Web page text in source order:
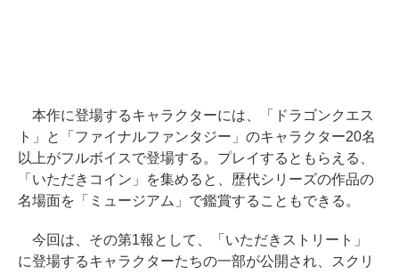
本作に登場するキャラクターには、「ドラゴンクエス
ト」と「ファイナルファンタジー」のキャラクター20名
以上がフルボイスで登場する。プレイするともらえる、
「いただきコイン」を集めると、歴代シリーズの作品の
名場面を「ミュージアム」で鑑賞することもできる。
今回は、その第1報として、「いただきストリート」
に登場するキャラクターたちの一部が公開され、スクリ